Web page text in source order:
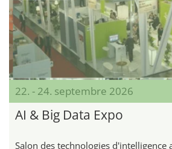
22. - 24. septembre 2026
AI & Big Data Expo
Salon des technologies